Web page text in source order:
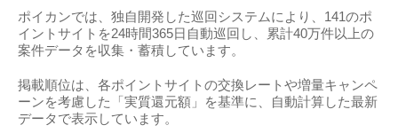
ポイカンでは、独自開発した巡回システムにより、141のポ
イントサイトを24時間365日自動巡回し、累計40万件以上の
案件データを収集・蓄積しています。
掲載順位は、各ポイントサイトの交換レートや増量キャンペ
ーンを考慮した「実質還元額」を基準に、自動計算した最新
データで表示しています。